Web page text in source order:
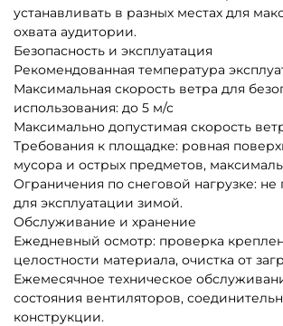
устанавливать в разных местах для
охвата аудитории.
Безопасность и эксплуатация
Рекомендованная температура
Максимальная скорость ветра для
использования: до 5 м/с
Максимально допустимая скорость
Требования к площадке: ровная
мусора и острых предметов,
Ограничения по снеговой нагрузке: не
для эксплуатации зимой.
Обслуживание и хранение
Ежедневный осмотр: проверка
целостности материала, очистка от
Ежемесячное техническое
состояния вентиляторов,
конструкции.